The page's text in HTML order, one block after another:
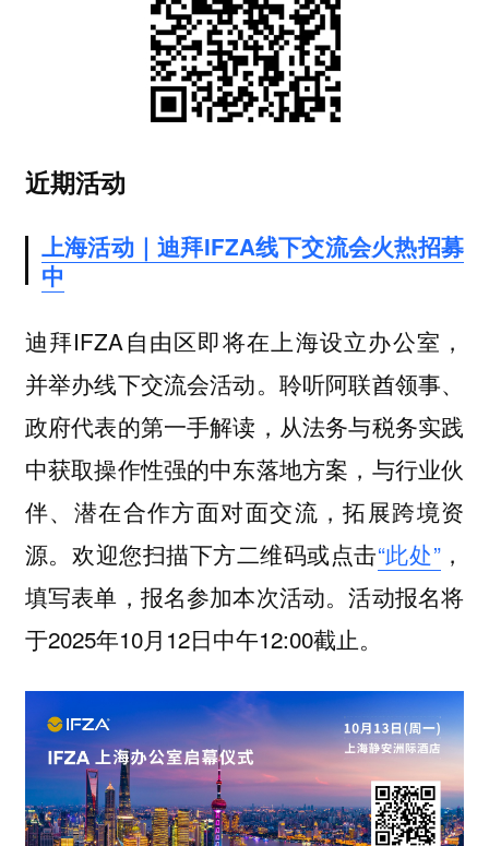
近期活动
上海活动｜迪拜IFZA线下交流会火热招募
中
迪拜IFZA自由区即将在上海设立办公室，
并举办线下交流会活动。 聆听阿联酋领事、
政府代表的第一手解读，从法务与税务实践
中获取操作性强的中东落地方案，与行业伙
伴、潜在合作方面对面交流，拓展跨境资
源。欢迎您扫描下方二维码或点击“此处”，
填写表单，报名参加本次活动。活动报名将
于2025年10月12日中午12:00截止。